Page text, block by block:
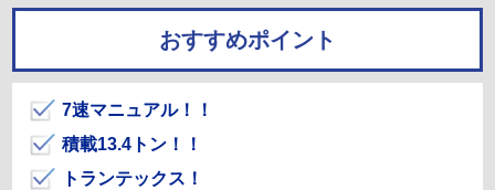
おすすめポイント
7速マニュアル！！
積載13.4トン！！
トランテックス！